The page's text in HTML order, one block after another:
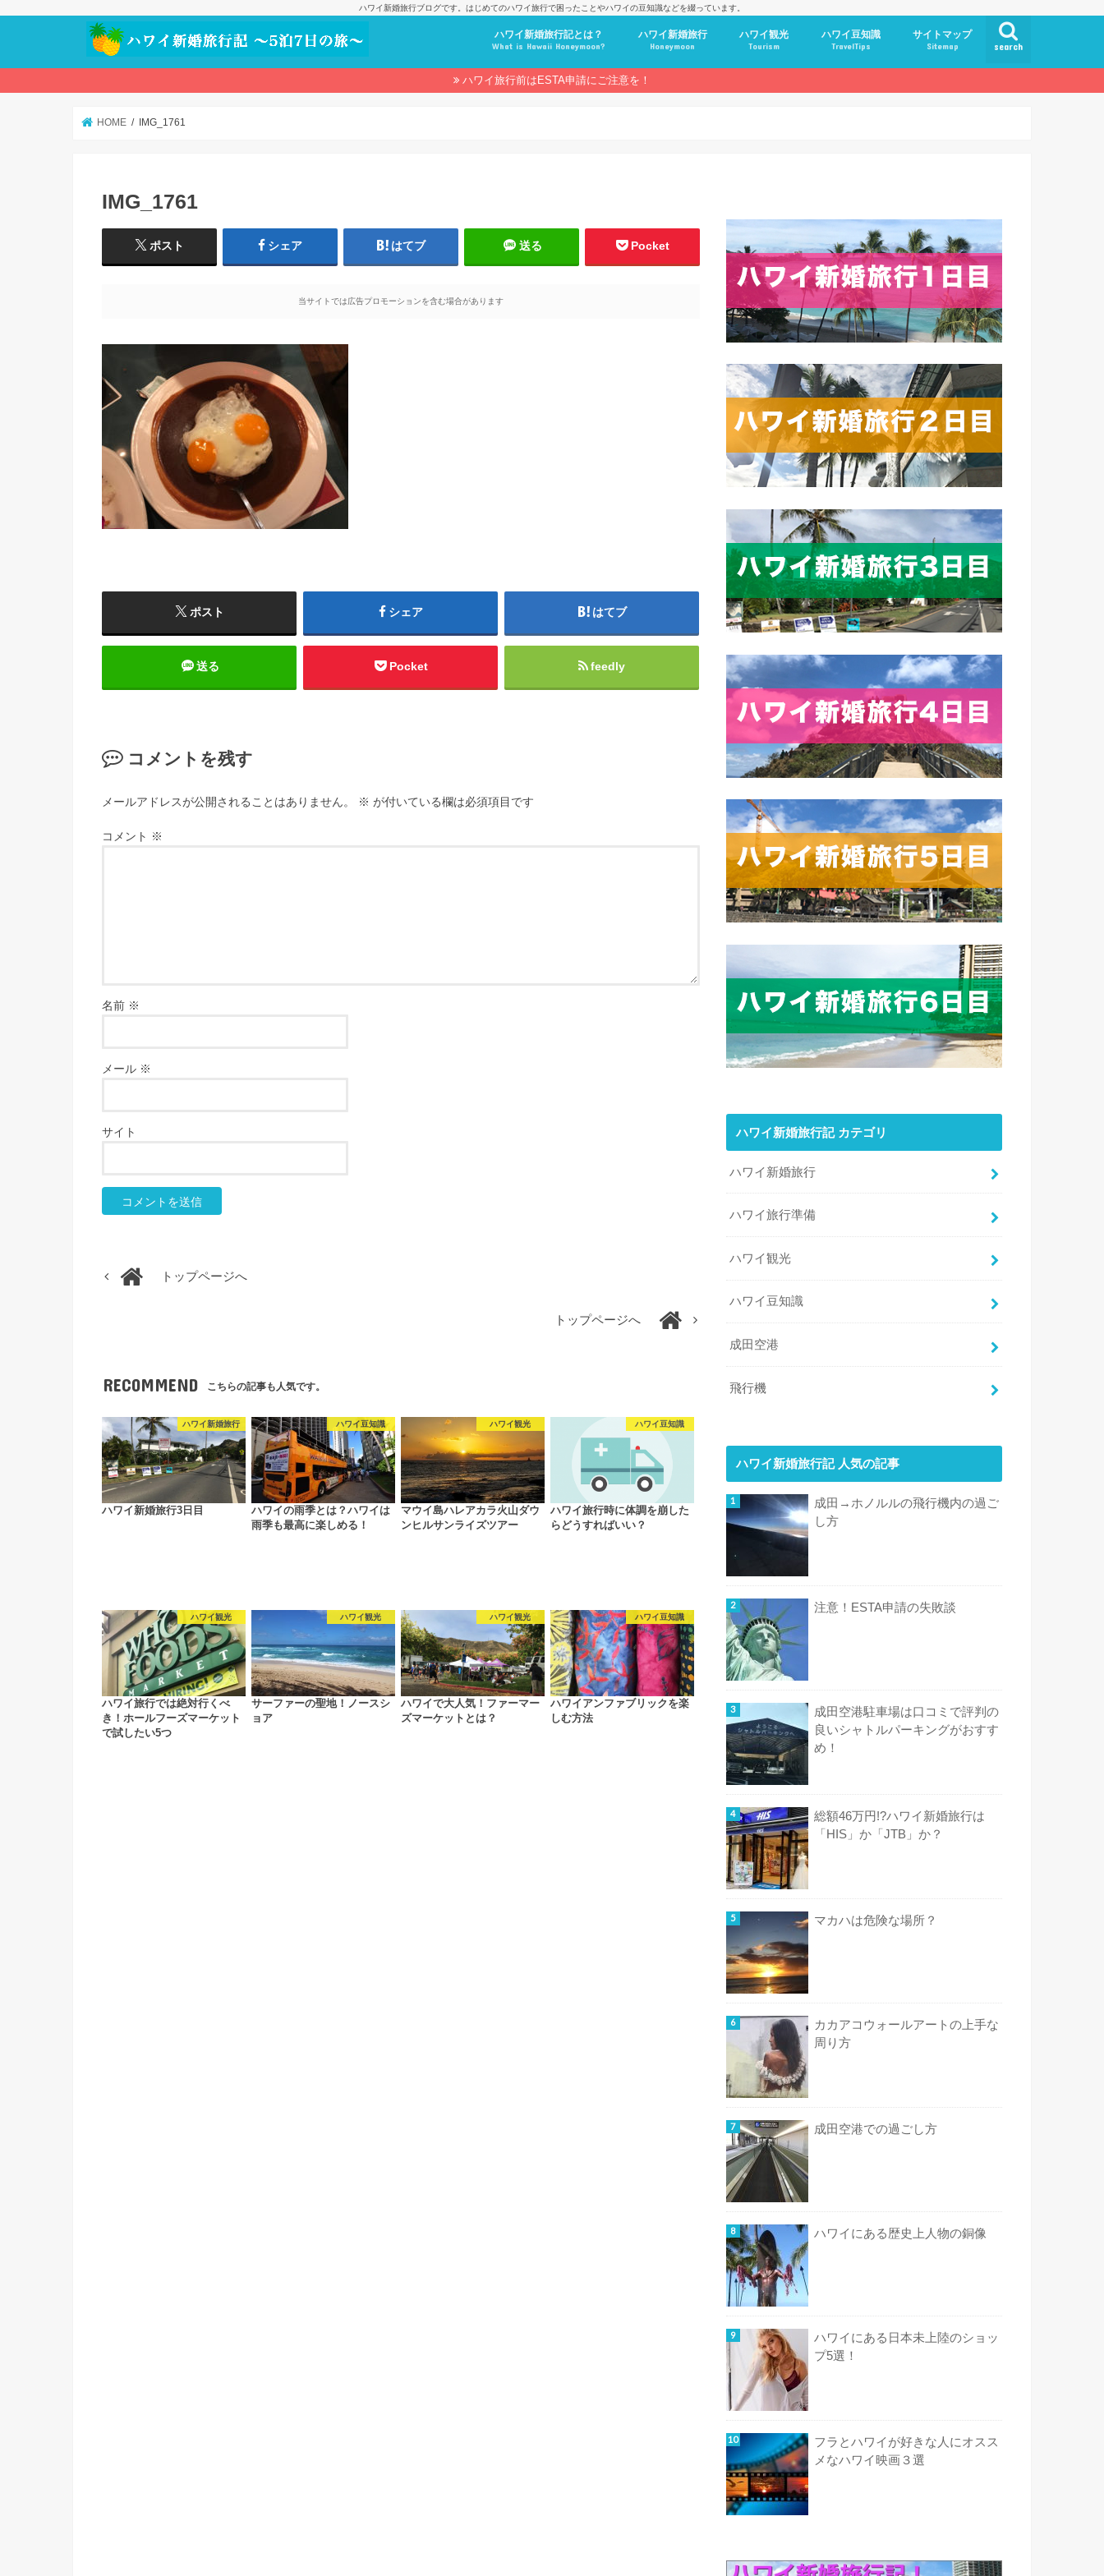
ハワイ新婚旅行ブログです。はじめてのハワイ旅行で困ったことやハワイの豆知識などを綴っています。
search
ハワイ新婚旅行記とは？
What is Hawaii Honeymoon?
ハワイ新婚旅行
Honeymoon
ハワイ観光
Tourism
ハワイ豆知識
TravelTips
サイトマップ
Sitemap
ハワイ旅行前はESTA申請にご注意を！
HOME IMG_1761
IMG_1761
ポスト シェア はてブ 送る Pocket
当サイトでは広告プロモーションを含む場合があります
ポスト シェア はてブ
送る Pocket feedly
コメントを残す
メールアドレスが公開されることはありません。 ※ が付いている欄は必須項目です
コメント ※
名前 ※
メール ※
サイト
トップページへ
トップページへ
RECOMMEND こちらの記事も人気です。
ハワイ新婚旅行
ハワイ新婚旅行3日目
ハワイ豆知識
ハワイの雨季とは？ハワイは
雨季も最高に楽しめる！
ハワイ観光
マウイ島ハレアカラ火山ダウ
ンヒルサンライズツアー
ハワイ豆知識
ハワイ旅行時に体調を崩した
らどうすればいい？
ハワイ観光
ハワイ旅行では絶対行くべ
き！ホールフーズマーケット
で試したい5つ
ハワイ観光
サーファーの聖地！ノースシ
ョア
ハワイ観光
ハワイで大人気！ファーマー
ズマーケットとは？
ハワイ豆知識
ハワイアンファブリックを楽
しむ方法
ハワイ新婚旅行記 カテゴリ
ハワイ新婚旅行
ハワイ旅行準備
ハワイ観光
ハワイ豆知識
成田空港
飛行機
ハワイ新婚旅行記 人気の記事
成田→ホノルルの飛行機内の過ご
し方
注意！ESTA申請の失敗談
成田空港駐車場は口コミで評判の
良いシャトルパーキングがおすす
め！
総額46万円!?ハワイ新婚旅行は
「HIS」か「JTB」か？
マカハは危険な場所？
カカアコウォールアートの上手な
周り方
成田空港での過ごし方
ハワイにある歴史上人物の銅像
ハワイにある日本未上陸のショッ
プ5選！
フラとハワイが好きな人にオスス
メなハワイ映画３選